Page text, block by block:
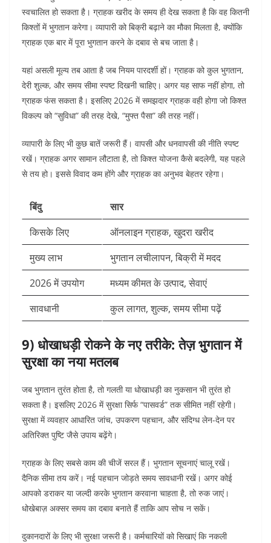
स्वचालित हो सकता है। ग्राहक खरीद के समय ही देख सकता है कि वह कितनी
किश्तों में भुगतान करेगा। व्यापारी को बिक्री बढ़ाने का मौका मिलता है, क्योंकि
ग्राहक एक बार में पूरा भुगतान करने के दबाव से बच जाता है।
यहां असली मूल्य तब आता है जब नियम पारदर्शी हों। ग्राहक को कुल भुगतान,
देरी शुल्क, और समय सीमा स्पष्ट दिखनी चाहिए। अगर यह साफ नहीं होगा, तो
ग्राहक फंस सकता है। इसलिए 2026 में समझदार ग्राहक वही होगा जो किश्त
विकल्प को “सुविधा” की तरह देखे, “मुफ्त पैसा” की तरह नहीं।
व्यापारी के लिए भी कुछ बातें जरूरी हैं। वापसी और धनवापसी की नीति स्पष्ट
रखें। ग्राहक अगर सामान लौटाता है, तो किश्त योजना कैसे बदलेगी, यह पहले
से तय हो। इससे विवाद कम होंगे और ग्राहक का अनुभव बेहतर रहेगा।
बिंदु
सार
किसके लिए
ऑनलाइन ग्राहक, खुदरा खरीद
मुख्य लाभ
भुगतान लचीलापन, बिक्री में मदद
2026 में उपयोग
मध्यम कीमत के उत्पाद, सेवाएं
सावधानी
कुल लागत, शुल्क, समय सीमा पढ़ें
9) धोखाधड़ी रोकने के नए तरीके: तेज़ भुगतान में
सुरक्षा का नया मतलब
जब भुगतान तुरंत होता है, तो गलती या धोखाधड़ी का नुकसान भी तुरंत हो
सकता है। इसलिए 2026 में सुरक्षा सिर्फ “पासवर्ड” तक सीमित नहीं रहेगी।
सुरक्षा में व्यवहार आधारित जांच, उपकरण पहचान, और संदिग्ध लेन-देन पर
अतिरिक्त पुष्टि जैसे उपाय बढ़ेंगे।
ग्राहक के लिए सबसे काम की चीजें सरल हैं। भुगतान सूचनाएं चालू रखें।
दैनिक सीमा तय करें। नई पहचान जोड़ते समय सावधानी रखें। अगर कोई
आपको डराकर या जल्दी करके भुगतान करवाना चाहता है, तो रुक जाएं।
धोखेबाज़ अक्सर समय का दबाव बनाते हैं ताकि आप सोच न सकें।
दुकानदारों के लिए भी सुरक्षा जरूरी है। कर्मचारियों को सिखाएं कि नकली